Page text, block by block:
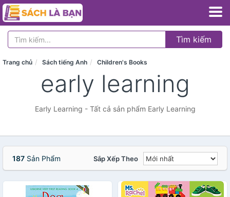
Tìm kiếm
Trang chủ Sách tiếng Anh Children's Books
early learning
Early Learning - Tất cả sản phẩm Early Learning
187 Sản Phẩm Sắp Xếp Theo